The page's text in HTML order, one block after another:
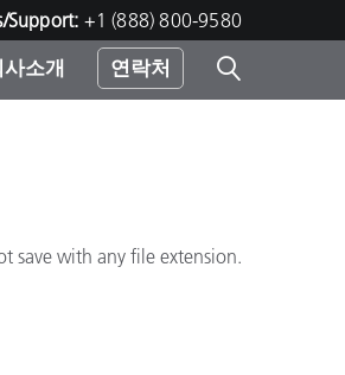
Support: +1 (888) 800-9580
사소개 연락처
save with any file extension.